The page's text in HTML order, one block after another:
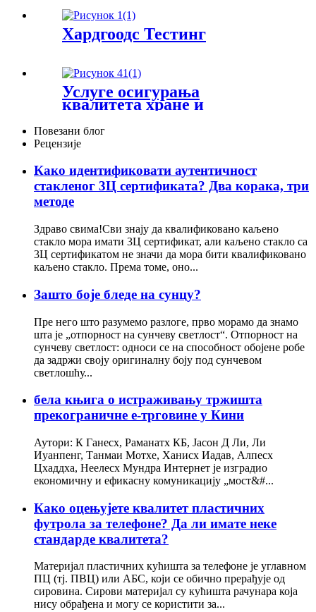
Хардгоодс Тестинг
Услуге осигурања
квалитета хране и
пољопривреде
Повезани блог
Рецензије
Како идентификовати аутентичност
стакленог 3Ц сертификата? Два корака, три
методе
Здраво свима!Сви знају да квалификовано каљено
стакло мора имати 3Ц сертификат, али каљено стакло са
3Ц сертификатом не значи да мора бити квалификовано
каљено стакло. Према томе, оно...
Зашто боје бледе на сунцу?
Пре него што разумемо разлоге, прво морамо да знамо
шта је „отпорност на сунчеву светлост“. Отпорност на
сунчеву светлост: односи се на способност обојене робе
да задржи своју оригиналну боју под сунчевом
светлошћу...
бела књига о истраживању тржишта
прекограничне е-трговине у Кини
Аутори: К Ганесх, Раманатх КБ, Јасон Д Ли, Ли
Иуанпенг, Танмаи Мотхе, Ханисх Иадав, Алпесх
Цхаддха, Неелесх Мундра Интернет је изградио
економичну и ефикасну комуникацију „мост&#...
Како оцењујете квалитет пластичних
футрола за телефоне? Да ли имате неке
стандарде квалитета?
Материјал пластичних кућишта за телефоне је углавном
ПЦ (тј. ПВЦ) или АБС, који се обично прерађује од
сировина. Сирови материјал су кућишта рачунара која
нису обрађена и могу се користити за...